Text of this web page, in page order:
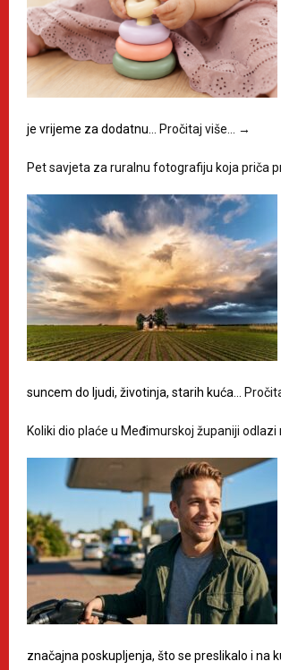
je vrijeme za dodatnu…
Pročitaj više… →
Pet savjeta za ruralnu fotografiju koja priča
suncem do ljudi, životinja, starih kuća…
Koliki dio plaće u Međimurskoj županiji odlazi
značajna poskupljenja, što se preslikalo i na